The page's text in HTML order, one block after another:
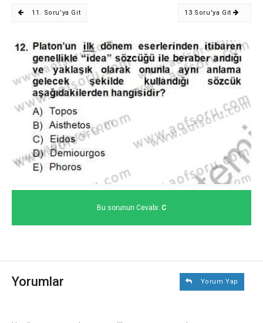
11. Soru'ya Git 13 Soru'ya Git
Bu sorunun Cevabı: C
Yorumlar Yorum Yap